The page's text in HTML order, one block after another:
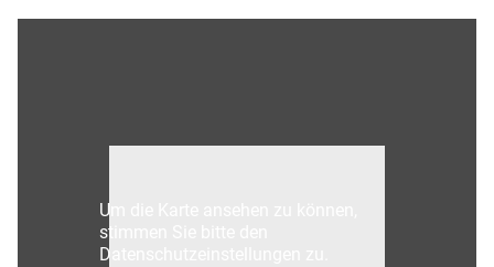
Um die Karte ansehen zu können,
stimmen Sie bitte den
Datenschutzeinstellungen zu.